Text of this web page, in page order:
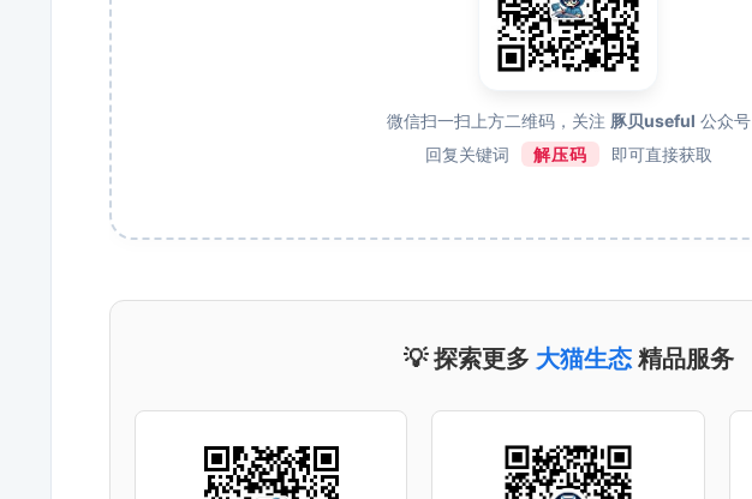
微信扫一扫上方二维码，关注 豚贝useful 公众号
回复关键词
解压码 即可直接获取
💡 探索更多 大猫生态精品服务